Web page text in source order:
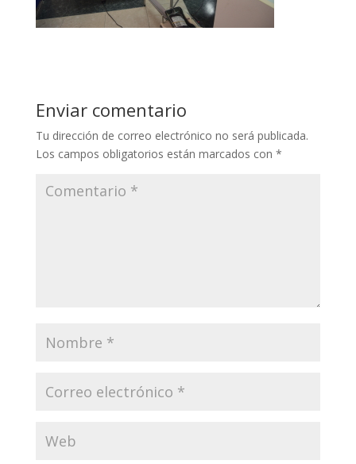
Enviar comentario
Tu dirección de correo electrónico no será publicada.
Los campos obligatorios están marcados con *